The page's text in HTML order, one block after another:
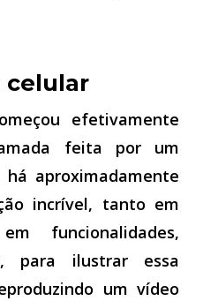
celular
efetivamente
feita por um
aproximadamente
incrível, tanto em
funcionalidades,
para ilustrar essa
um vídeo